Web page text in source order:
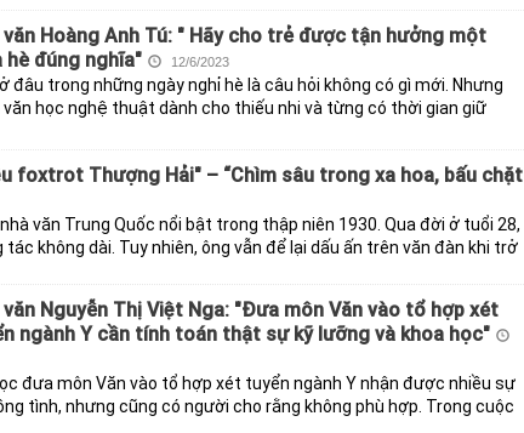
văn Hoàng Anh Tú: " Hãy cho trẻ được tận hưởng một
hè đúng nghĩa"
12/6/2023
đâu trong những ngày nghỉ hè là câu hỏi không có gì mới. Nhưng
học nghệ thuật dành cho thiếu nhi và từng có thời gian giữ
foxtrot Thượng Hải" – “Chìm sâu trong xa hoa, bấu chặt
văn Trung Quốc nổi bật trong thập niên 1930. Qua đời ở tuổi 28,
không dài. Tuy nhiên, ông vẫn để lại dấu ấn trên văn đàn khi trở
văn Nguyễn Thị Việt Nga: "Đưa môn Văn vào tổ hợp xét
ngành Y cần tính toán thật sự kỹ lưỡng và khoa học"
đưa môn Văn vào tổ hợp xét tuyển ngành Y nhận được nhiều sự
tình, nhưng cũng có người cho rằng không phù hợp. Trong cuộc